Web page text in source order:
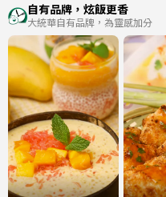
自有品牌，炫飯更香
大統華自有品牌，為靈感加分